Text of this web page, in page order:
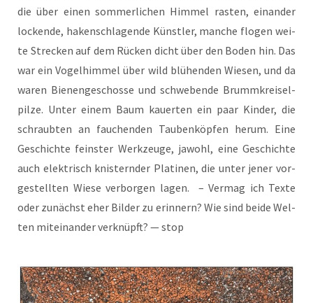
die über einen som­mer­li­chen Him­mel ras­ten, ein­an­der
locken­de, haken­schla­gen­de Künst­ler, man­che flo­gen wei­
te Stre­cken auf dem Rücken dicht über den Boden hin. Das
war ein Vogel­him­mel über wild blü­hen­den Wie­sen, und da
waren Bie­nen­ge­schos­se und schwe­ben­de Brumm­krei­sel­
pil­ze. Unter einem Baum kau­er­ten ein paar Kin­der, die
schraub­ten an fau­chen­den Tau­ben­köp­fen her­um. Eine
Geschich­te feins­ter Werk­zeu­ge, jawohl, eine Geschich­te
auch elek­trisch knis­tern­der Pla­ti­nen, die unter jener vor­
ge­stell­ten Wie­se ver­bor­gen lagen. – Ver­mag ich Tex­te
oder zunächst eher Bil­der zu erin­nern? Wie sind bei­de Wel­
ten mit­ein­an­der ver­knüpft? — stop